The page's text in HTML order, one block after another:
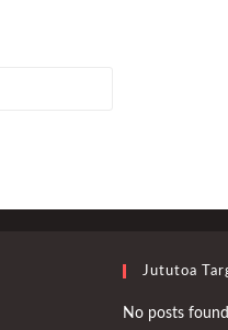
Jututoa
No posts